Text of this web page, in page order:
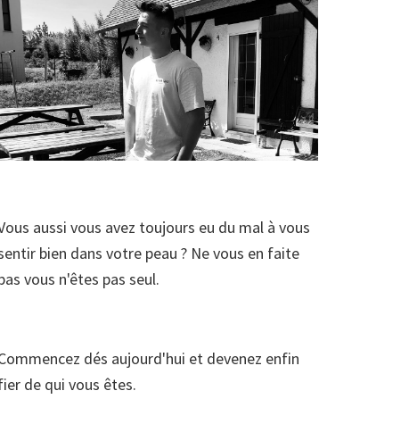
aussi vous avez toujours eu du mal à vous
bien dans votre peau ? Ne vous en faite
vous n'êtes pas seul.
dés aujourd'hui et devenez enfin
de qui vous êtes.